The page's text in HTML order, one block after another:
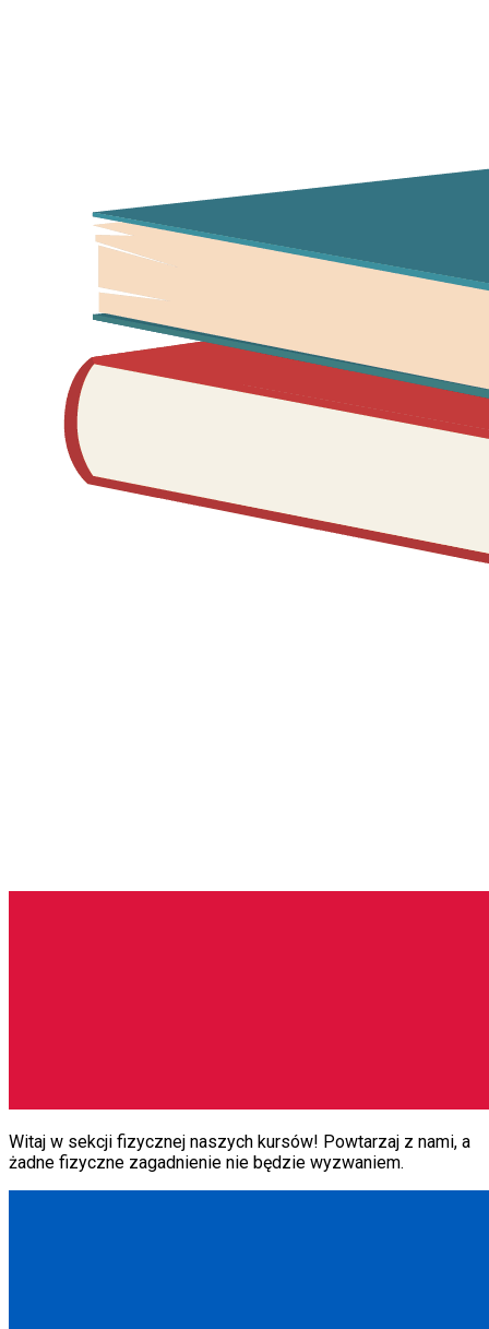
Witaj w sekcji fizycznej naszych kursów! Powtarzaj z nami, a
żadne fizyczne zagadnienie nie będzie wyzwaniem.